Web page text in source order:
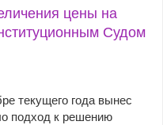
цены на
Судом
текущего года вынес
подход к решению